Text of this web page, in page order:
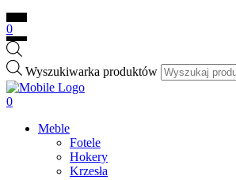
0
Wyszukiwarka produktów
0
Meble
Fotele
Hokery
Krzesła